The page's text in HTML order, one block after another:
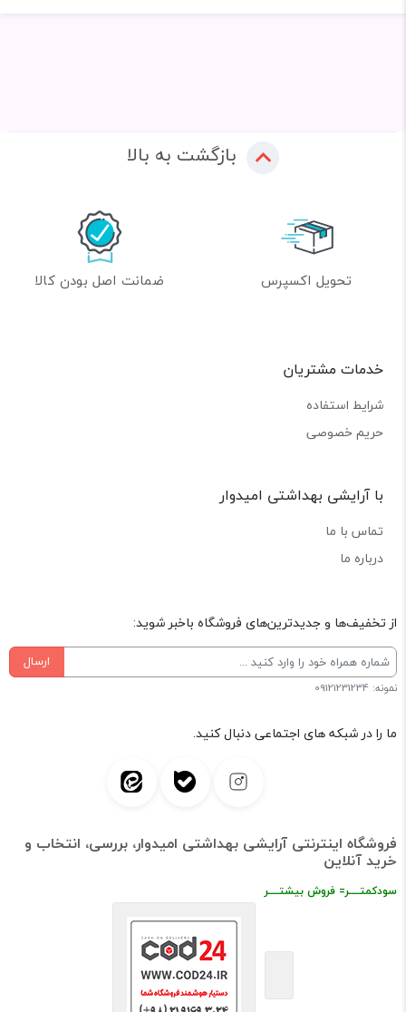
بازگشت به بالا
تحویل اکسپرس ضمانت اصل بودن کالا
خدمات مشتریان
شرایط استفاده
حریم خصوصی
با آرایشی بهداشتی امیدوار
تماس با ما
درباره ما
از تخفیف‌ها و جدیدترین‌های فروشگاه باخبر شوید:
ارسال
نمونه: 09121231234
ما را در شبکه های اجتماعی دنبال کنید.
فروشگاه اینترنتی آرایشی بهداشتی امیدوار، بررسی، انتخاب و
خرید آنلاین
سودکمتــــر= فروش بیشتــــر